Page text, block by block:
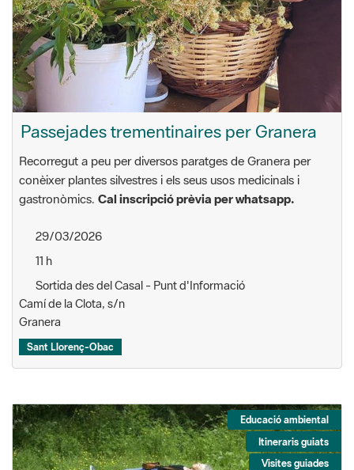
Passejades trementinaires per Granera
Recorregut a peu per diversos paratges de Granera per
conèixer plantes silvestres i els seus usos medicinals i
gastronòmics. Cal inscripció prèvia per whatsapp.
29/03/2026
11 h
Sortida des del Casal - Punt d'Informació
Camí de la Clota, s/n
Granera
Sant Llorenç-Obac
Educació ambiental
Itineraris guiats
Visites guiades